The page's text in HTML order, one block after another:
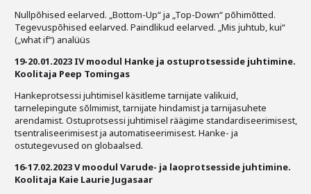
Nullpõhised eelarved. „Bottom-Up“ ja „Top-Down“ põhimõtted.
Tegevuspõhised eelarved. Paindlikud eelarved. „Mis juhtub, kui“
(„what if“) analüüs
19-20.01.2023 IV moodul Hanke ja ostuprotsesside juhtimine.
Koolitaja Peep Tomingas
Hankeprotsessi juhtimisel käsitleme tarnijate valikuid,
tarnelepingute sõlmimist, tarnijate hindamist ja tarnijasuhete
arendamist. Ostuprotsessi juhtimisel räägime standardiseerimisest,
tsentraliseerimisest ja automatiseerimisest. Hanke- ja
ostutegevused on globaalsed.
16-17.02.2023 V moodul Varude- ja laoprotsesside juhtimine.
Koolitaja Kaie Laurie Jugasaar